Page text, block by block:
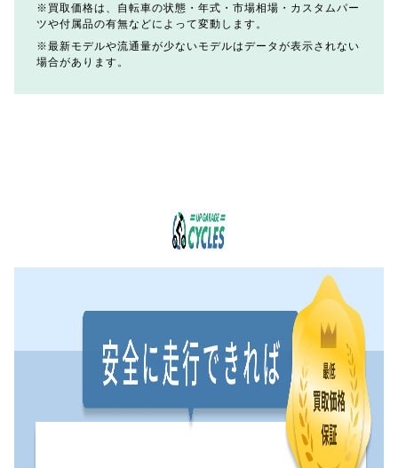
買取価格は、自転車の状態・年式・市場相場・カスタムパー
ツや付属品の有無などによって変動します。
最新モデルや流通量が少ないモデルはデータが表示されない
場合があります。